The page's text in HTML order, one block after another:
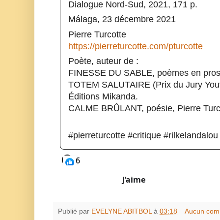
Dialogue Nord-Sud, 2021, 171 p.
Málaga, 23 décembre 2021
Pierre Turcotte
https://pierreturcotte.com/pturcotte
Poète, auteur de :
FINESSE DU SABLE, poèmes en
TOTEM SALUTAIRE (Prix du Jury
Éditions Mikanda.
CALME BRÛLANT, poésie, Pierre
#pierreturcotte #critique
6
6
J’aime
Publié par EVELYNE ABITBOL à 03:18
Aucun